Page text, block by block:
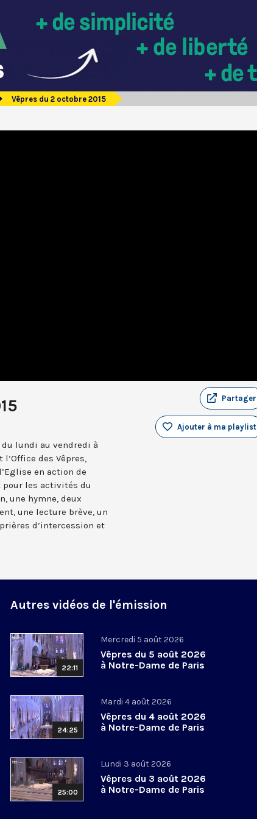
Vêpres du 2 octobre 2015
Partager
Ajouter à ma playlist
lundi au vendredi à
l’Office des Vêpres,
en action de
pour les activités du
une hymne, deux
une lecture brève, un
d’intercession et
Autres vidéos de l'émission
22:11
Mercredi 5 août 2026
Vêpres du 5 août 2026
à Notre-Dame de Paris
24:25
Mardi 4 août 2026
Vêpres du 4 août 2026
à Notre-Dame de Paris
25:00
Lundi 3 août 2026
Vêpres du 3 août 2026
à Notre-Dame de Paris